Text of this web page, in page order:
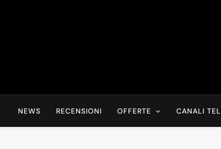
Risparmia
NEWS RECENSIONI OFFERTE CANALI